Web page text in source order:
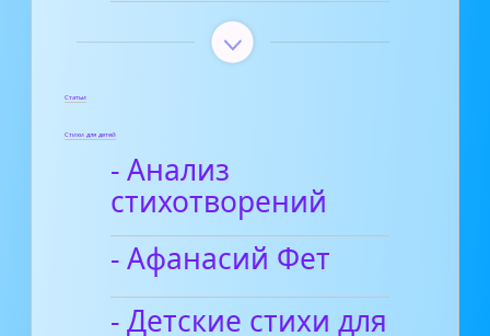
Статьи
Стихи для детей
- Анализ
стихотворений
- Афанасий Фет
- Детские стихи для